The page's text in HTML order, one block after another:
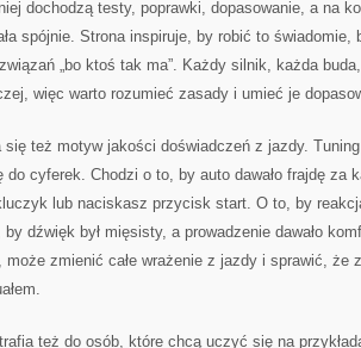
dochodzą testy, poprawki, dopasowanie, a na
spójnie. Strona inspiruje, by robić to świadomie,
„bo ktoś tak ma”. Każdy silnik, każda
więc warto rozumieć zasady i umieć je
się też motyw jakości doświadczeń z jazdy.
do cyferek. Chodzi o to, by auto dawało frajdę za
lub naciskasz przycisk start. O to, by
by dźwięk był mięsisty, a prowadzenie dawało
może zmienić całe wrażenie z jazdy i sprawić, że
też do osób, które chcą uczyć się na